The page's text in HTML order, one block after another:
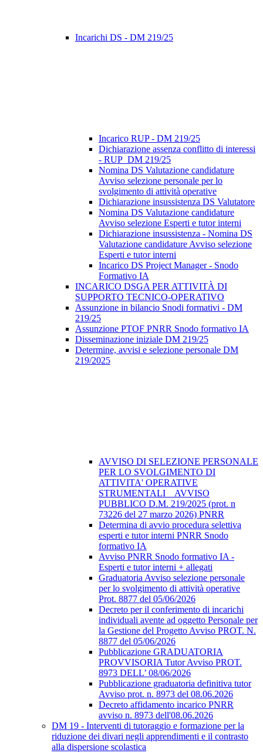
Incarichi DS - DM 219/25
Incarico RUP - DM 219/25
Dichiarazione assenza conflitto di interessi
- RUP_DM 219/25
Nomina DS Valutazione candidature
Avviso selezione personale per lo
svolgimento di attività operative
Dichiarazione insussistenza DS Valutatore
Nomina DS Valutazione candidature
Avviso selezione Esperti e tutor interni
Dichiarazione insussistenza - Nomina DS
Valutazione candidature Avviso selezione
Esperti e tutor interni
Incarico DS Project Manager - Snodo
Formativo IA
INCARICO DSGA PER ATTIVITÀ DI
SUPPORTO TECNICO-OPERATIVO
Assunzione in bilancio Snodi formativi - DM
219/25
Assunzione PTOF PNRR Snodo formativo IA
Disseminazione iniziale DM 219/25
Determine, avvisi e selezione personale DM
219/2025
AVVISO DI SELEZIONE PERSONALE
PER LO SVOLGIMENTO DI
ATTIVITA' OPERATIVE
STRUMENTALI _ AVVISO
PUBBLICO D.M. 219/2025 (prot. n
73226 del 27 marzo 2026) PNRR
Determina di avvio procedura selettiva
esperti e tutor interni PNRR Snodo
formativo IA
Avviso PNRR Snodo formativo IA -
Esperti e tutor interni + allegati
Graduatoria Avviso selezione personale
per lo svolgimento di attività operative
Prot. 8877 del 05/06/2026
Decreto per il conferimento di incarichi
individuali avente ad oggetto Personale per
la Gestione del Progetto Avviso PROT. N.
8877 del 05/06/2026
Pubblicazione GRADUATORIA
PROVVISORIA Tutor Avviso PROT.
8973 DELL’ 08/06/2026
Pubblicazione graduatoria definitiva tutor
Avviso prot. n. 8973 del 08.06.2026
Decreto affidamento incarico PNRR
avviso n. 8973 dell'08.06.2026
DM 19 - Interventi di tutoraggio e formazione per la
riduzione dei divari negli apprendimenti e il contrasto
alla dispersione scolastica